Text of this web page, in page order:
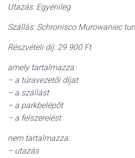
Utazás: Egyénileg
Szállás: Schronisco Murowaniec
Részvételi díj: 29 900 Ft
amely tartalmazza:
– a túravezetői díjat
– a szállást
– a parkbelépőt
– a felszerelést
nem tartalmazza:
– utazás